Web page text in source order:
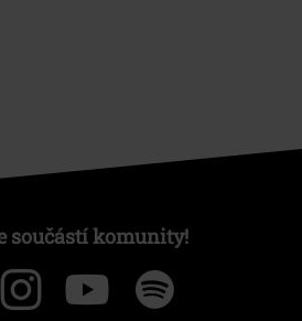
součástí komunity!